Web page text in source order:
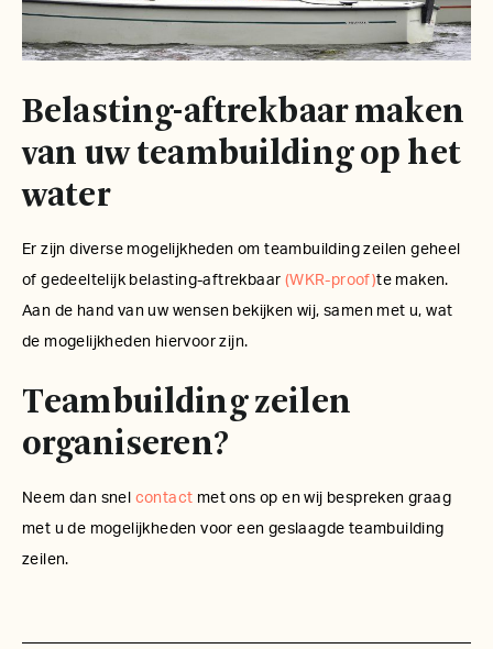
Belasting-aftrekbaar maken
van uw teambuilding op het
water
Er zijn diverse mogelijkheden om teambuilding zeilen geheel
of gedeeltelijk belasting-aftrekbaar (WKR-proof)te maken.
Aan de hand van uw wensen bekijken wij, samen met u, wat
de mogelijkheden hiervoor zijn.
Teambuilding zeilen
organiseren?
Neem dan snel contact met ons op en wij bespreken graag
met u de mogelijkheden voor een geslaagde teambuilding
zeilen.